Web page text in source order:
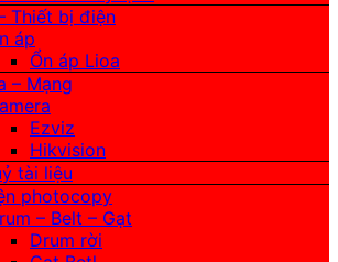
Thiết bị điện
áp
Ổn áp Lioa
– Mạng
Ezviz
Hikvision
tài liệu
photocopy
– Belt – Gạt
Drum rời